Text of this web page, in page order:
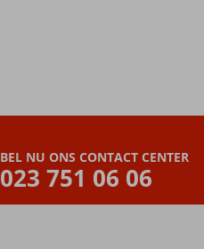
BEL NU ONS CONTACT CENTER
023 751 06 06